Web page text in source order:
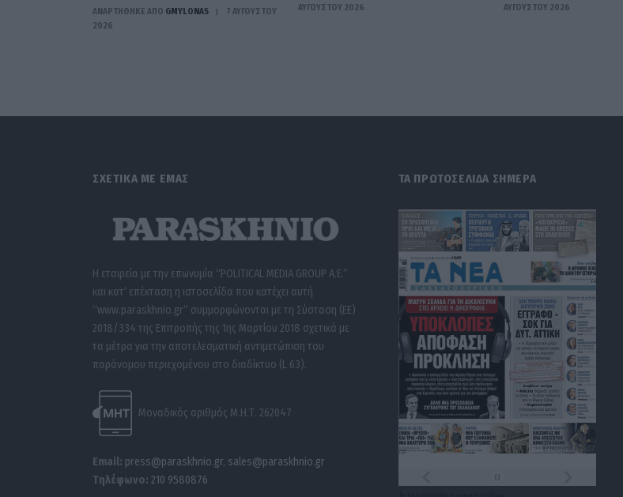
ΑΝΑΡΤΗΘΗΚΕ ΑΠΟ GMYLONAS
7 ΑΥΓΟΎΣΤΟΥ
2026
ΑΥΓΟΎΣΤΟΥ 2026
ΑΥΓΟΎΣΤΟΥ 2026
ΣΧΕΤΙΚΑ ΜΕ ΕΜΑΣ
Η εταιρεία με την επωνυμία “POLITICAL MEDIA GROUP A.E.”
και κατ’ επέκταση η ιστοσελίδα που κατέχει αυτή
“www.paraskhnio.gr” συμμορφώνονται με τη Σύσταση (ΕΕ)
2018/334 της Επιτροπής της 1ης Μαρτίου 2018 σχετικά με
τα μέτρα για την αποτελεσματική αντιμετώπιση του
παράνομου περιεχομένου στο διαδίκτυο (L 63).
Μοναδικός αριθμός Μ.Η.Τ. 262047
Email: press@paraskhnio.gr, sales@paraskhnio.gr
Τηλέφωνο: 210 9580876
ΤΑ ΠΡΩΤΟΣΕΛΙΔΑ ΣΗΜΕΡΑ